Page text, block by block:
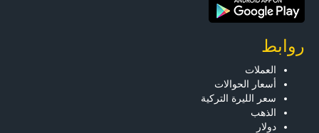
روابط
العملات
أسعار الحوالات
سعر الليرة التركية
الذهب
دولار